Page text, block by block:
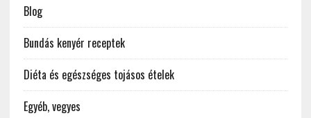
Blog
Bundás kenyér receptek
Diéta és egészséges tojásos ételek
Egyéb, vegyes